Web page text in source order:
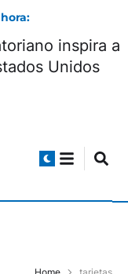
inspira a
Unidos